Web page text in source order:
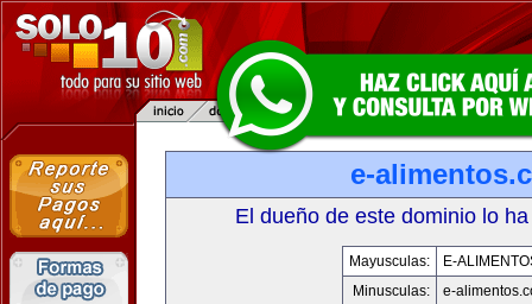
e-
El dueño de este dominio lo
Mayusculas:
E-
Minusculas:
e-